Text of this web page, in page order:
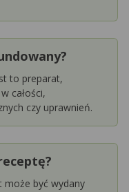
to preparat,
całości,
czy uprawnień.
może być wydany